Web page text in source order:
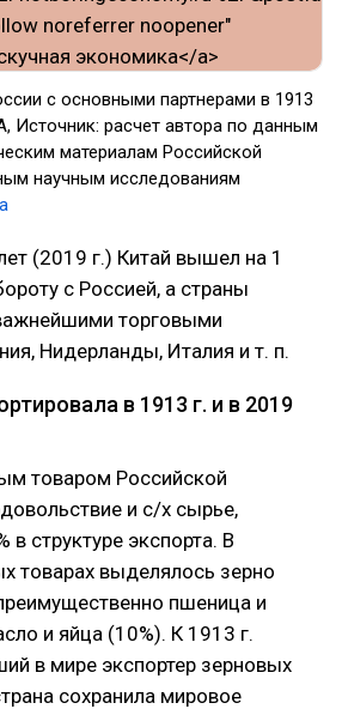
с основными партнерами в 1913
Источник: расчет автора по данным
материалам Российской
научным исследованиям
(2019 г.) Китай вышел на 1
с Россией, а страны
торговыми
Нидерланды, Италия и т. п.
в 1913 г. и в 2019
товаром Российской
и с/х сырье,
структуре экспорта. В
товарах выделялось зерно
пшеница и
и яйца (10%). К 1913 г.
в мире экспортер зерновых
сохранила мировое